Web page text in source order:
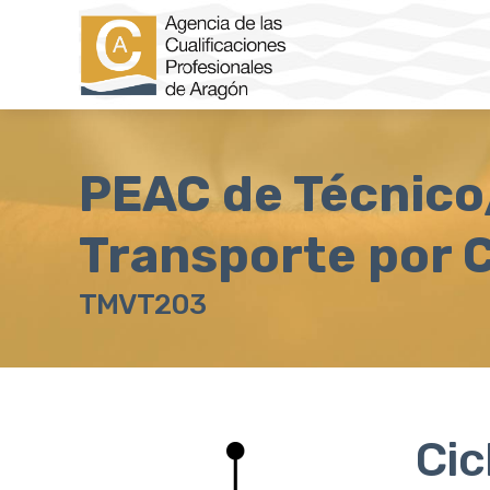
PEAC de
Transporte por
TMVT203